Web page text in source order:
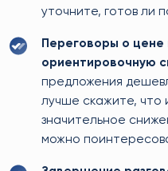
уточните, готов ли
Переговоры о цене
ориентировочную
предложения
лучше скажите, что
значительное
можно